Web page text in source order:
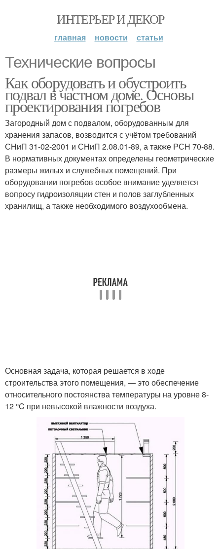
ИНТЕРЬЕР И ДЕКОР
главная новости статьи
Технические вопросы
Как оборудовать и обустроить
подвал в частном доме. Основы
проектирования погребов
Загородный дом с подвалом, оборудованным для
хранения запасов, возводится с учётом требований
СНиП 31-02-2001 и СНиП 2.08.01-89, а также РСН 70-88.
В нормативных документах определены геометрические
размеры жилых и служебных помещений. При
оборудовании погребов особое внимание уделяется
вопросу гидроизоляции стен и полов заглубленных
хранилищ, а также необходимого воздухообмена.
Основная задача, которая решается в ходе
строительства этого помещения, — это обеспечение
относительного постоянства температуры на уровне 8-
12 °C при невысокой влажности воздуха.